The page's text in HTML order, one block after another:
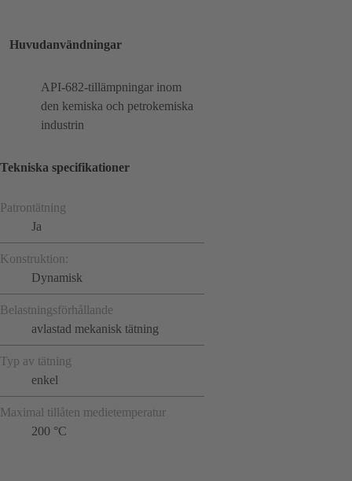
Huvudanvändningar
API-682-tillämpningar inom
den kemiska och petrokemiska
industrin
Tekniska specifikationer
Patrontätning
Ja
Konstruktion:
Dynamisk
Belastningsförhållande
avlastad mekanisk tätning
Typ av tätning
enkel
Maximal tillåten medietemperatur
200 °C